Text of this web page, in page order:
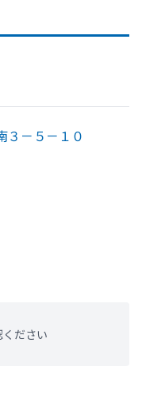
３－５－１０
ださい